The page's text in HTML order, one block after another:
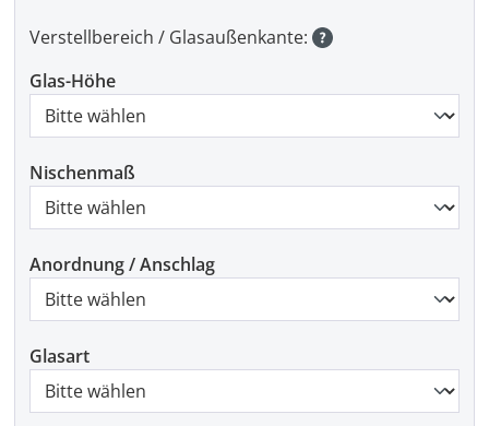
Verstellbereich / Glasaußenkante:
Glas-Höhe
Nischenmaß
Anordnung / Anschlag
Glasart